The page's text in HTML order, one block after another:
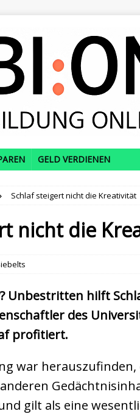
GELD VERDIENEN
Schlaf steigert nicht die Kreativität
nicht die
Unbestritten hilft
des
profitiert.
war herauszufinden,
gilt als eine